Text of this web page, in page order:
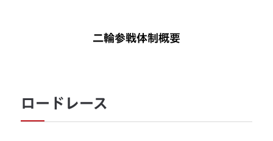
二輪参戦体制概要
ロードレース